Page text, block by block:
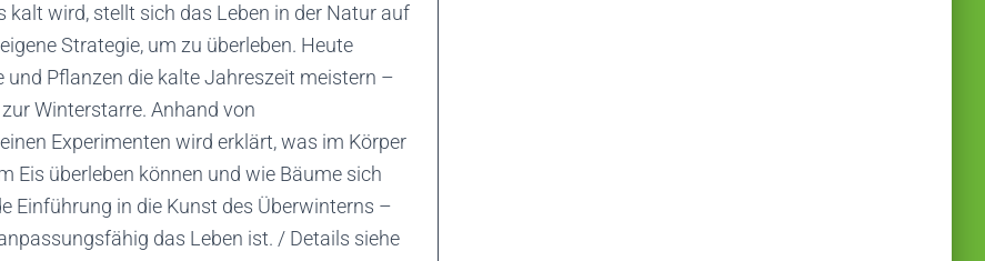
kalt wird, stellt sich das Leben in der Natur auf
Strategie, um zu überleben. Heute
und Pflanzen die kalte Jahreszeit meistern –
Winterstarre. Anhand von
Experimenten wird erklärt, was im Körper
Eis überleben können und wie Bäume sich
Einführung in die Kunst des Überwinterns –
das Leben ist. / Details siehe